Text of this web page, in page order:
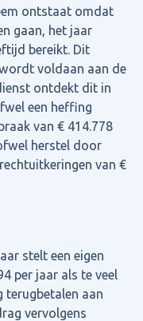
ontstaat omdat
gaan, het jaar
bereikt. Dit
voldaan aan de
ontdekt dit in
een heffing
van € 414.778
herstel door
van €
stelt een eigen
per jaar als te veel
terugbetalen aan
vervolgens